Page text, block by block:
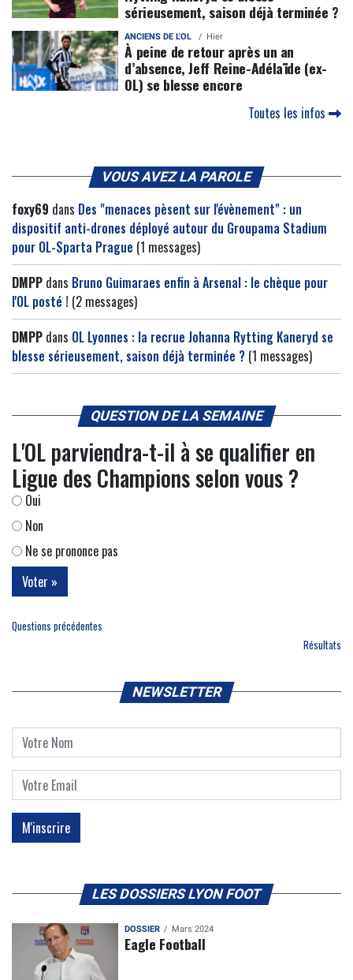
sérieusement, saison déjà terminée ?
ANCIENS DE L'OL Hier
À peine de retour après un an
d’absence, Jeff Reine-Adélaïde (ex-
OL) se blesse encore
Toutes les infos
VOUS AVEZ LA PAROLE
foxy69 dans Des "menaces pèsent sur l'évènement" : un
dispositif anti-drones déployé autour du Groupama Stadium
pour OL-Sparta Prague (1 messages)
DMPP dans Bruno Guimaraes enfin à Arsenal : le chèque pour
l'OL posté ! (2 messages)
DMPP dans OL Lyonnes : la recrue Johanna Rytting Kaneryd se
blesse sérieusement, saison déjà terminée ? (1 messages)
QUESTION DE LA SEMAINE
L'OL parviendra-t-il à se qualifier en
Ligue des Champions selon vous ?
Oui
Non
Ne se prononce pas
Questions précédentes
Résultats
NEWSLETTER
LES DOSSIERS LYON FOOT
DOSSIER Mars 2024
Eagle Football